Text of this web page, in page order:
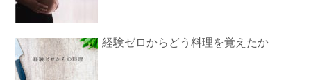
経験ゼロからどう料理を覚えたか